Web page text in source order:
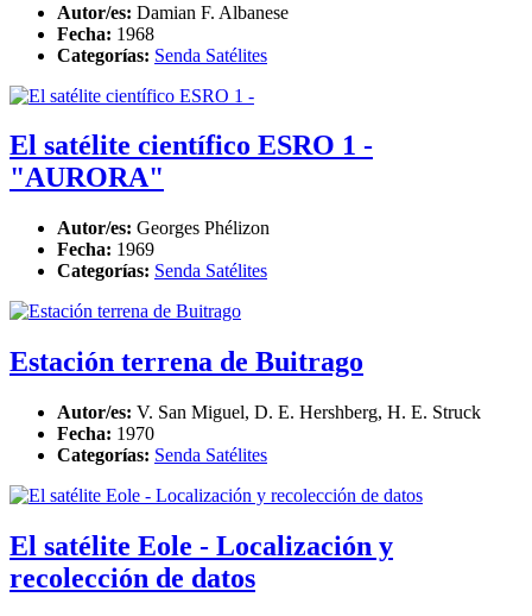
Autor/es: Damian F. Albanese
Fecha: 1968
Categorías: Senda Satélites
El satélite científico ESRO 1 -
"AURORA"
Autor/es: Georges Phélizon
Fecha: 1969
Categorías: Senda Satélites
Estación terrena de Buitrago
Autor/es: V. San Miguel, D. E. Hershberg, H. E. Struck
Fecha: 1970
Categorías: Senda Satélites
El satélite Eole - Localización y
recolección de datos